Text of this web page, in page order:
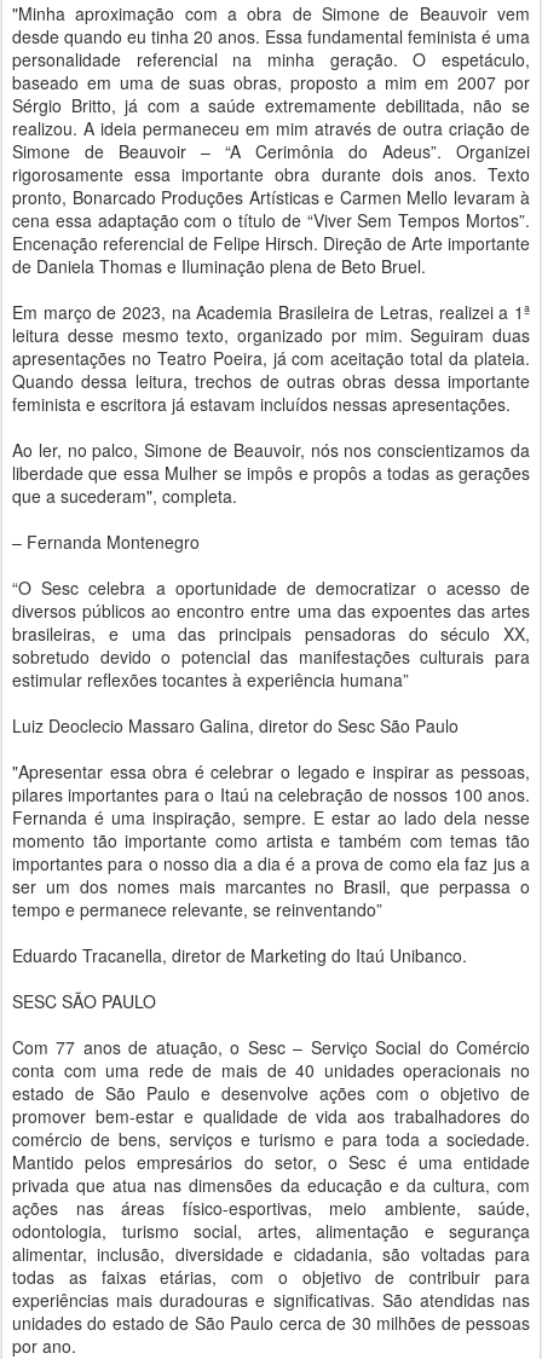
"Minha aproximação com a obra de Simone de Beauvoir vem
desde quando eu tinha 20 anos. Essa fundamental feminista é uma
personalidade referencial na minha geração. O espetáculo,
baseado em uma de suas obras, proposto a mim em 2007 por
Sérgio Britto, já com a saúde extremamente debilitada, não se
realizou. A ideia permaneceu em mim através de outra criação de
Simone de Beauvoir – “A Cerimônia do Adeus”. Organizei
rigorosamente essa importante obra durante dois anos. Texto
pronto, Bonarcado Produções Artísticas e Carmen Mello levaram à
cena essa adaptação com o título de “Viver Sem Tempos Mortos”.
Encenação referencial de Felipe Hirsch. Direção de Arte importante
de Daniela Thomas e Iluminação plena de Beto Bruel.
Em março de 2023, na Academia Brasileira de Letras, realizei a 1ª
leitura desse mesmo texto, organizado por mim. Seguiram duas
apresentações no Teatro Poeira, já com aceitação total da plateia.
Quando dessa leitura, trechos de outras obras dessa importante
feminista e escritora já estavam incluídos nessas apresentações.
Ao ler, no palco, Simone de Beauvoir, nós nos conscientizamos da
liberdade que essa Mulher se impôs e propôs a todas as gerações
que a sucederam", completa.
– Fernanda Montenegro
“O Sesc celebra a oportunidade de democratizar o acesso de
diversos públicos ao encontro entre uma das expoentes das artes
brasileiras, e uma das principais pensadoras do século XX,
sobretudo devido o potencial das manifestações culturais para
estimular reflexões tocantes à experiência humana”
Luiz Deoclecio Massaro Galina, diretor do Sesc São Paulo
"Apresentar essa obra é celebrar o legado e inspirar as pessoas,
pilares importantes para o Itaú na celebração de nossos 100 anos.
Fernanda é uma inspiração, sempre. E estar ao lado dela nesse
momento tão importante como artista e também com temas tão
importantes para o nosso dia a dia é a prova de como ela faz jus a
ser um dos nomes mais marcantes no Brasil, que perpassa o
tempo e permanece relevante, se reinventando”
Eduardo Tracanella, diretor de Marketing do Itaú Unibanco.
SESC SÃO PAULO
Com 77 anos de atuação, o Sesc – Serviço Social do Comércio
conta com uma rede de mais de 40 unidades operacionais no
estado de São Paulo e desenvolve ações com o objetivo de
promover bem-estar e qualidade de vida aos trabalhadores do
comércio de bens, serviços e turismo e para toda a sociedade.
Mantido pelos empresários do setor, o Sesc é uma entidade
privada que atua nas dimensões da educação e da cultura, com
ações nas áreas físico-esportivas, meio ambiente, saúde,
odontologia, turismo social, artes, alimentação e segurança
alimentar, inclusão, diversidade e cidadania, são voltadas para
todas as faixas etárias, com o objetivo de contribuir para
experiências mais duradouras e significativas. São atendidas nas
unidades do estado de São Paulo cerca de 30 milhões de pessoas
por ano.